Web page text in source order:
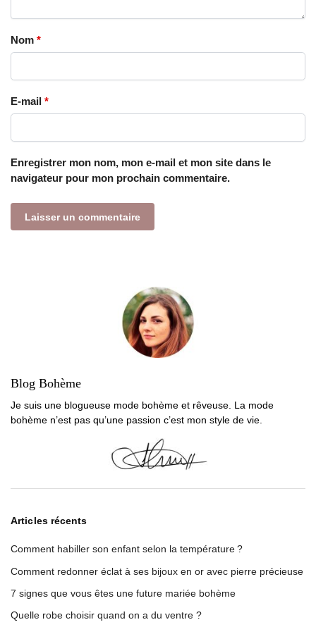
Nom *
E-mail *
Enregistrer mon nom, mon e-mail et mon site dans le
navigateur pour mon prochain commentaire.
Blog Bohème
Je suis une blogueuse mode bohème et rêveuse. La mode
bohème n’est pas qu’une passion c’est mon style de vie.
Articles récents
Comment habiller son enfant selon la température ?
Comment redonner éclat à ses bijoux en or avec pierre précieuse
7 signes que vous êtes une future mariée bohème
Quelle robe choisir quand on a du ventre ?